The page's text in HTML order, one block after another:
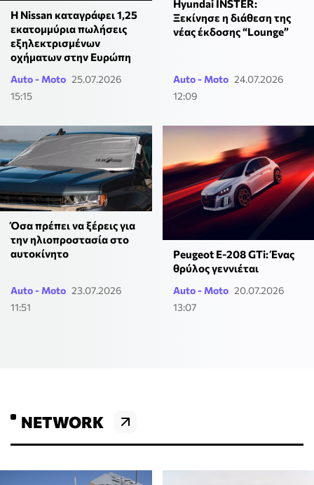
Η Nissan καταγράφει 1,25
εκατομμύρια πωλήσεις
εξηλεκτρισμένων
οχήματων στην Ευρώπη
Auto - Moto 25.07.2026
15:15
Hyundai INSTER:
Ξεκίνησε η διάθεση της
νέας έκδοσης “Lounge”
Auto - Moto 24.07.2026
12:09
Όσα πρέπει να ξέρεις για
την ηλιοπροστασία στο
αυτοκίνητο
Auto - Moto 23.07.2026
11:51
Peugeot E-208 GTi: Ένας
θρύλος γεννιέται
Auto - Moto 20.07.2026
13:07
NETWORK